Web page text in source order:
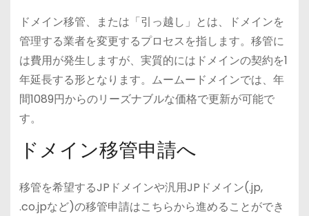
ドメイン移管、または「引っ越し」とは、ドメインを
管理する業者を変更するプロセスを指します。移管に
は費用が発生しますが、実質的にはドメインの契約を1
年延長する形となります。ムームードメインでは、年
間1089円からのリーズナブルな価格で更新が可能で
す。
ドメイン移管申請へ
移管を希望するJPドメインや汎用JPドメイン(.jp,
.co.jpなど)の移管申請はこちらから進めることができ